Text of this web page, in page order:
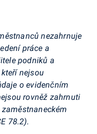
nezahrnuje
práce a
podniků a
nejsou
o evidenčním
rovněž zahrnuti
78.2).